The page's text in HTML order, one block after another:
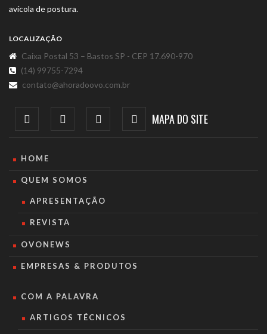
avícola de postura.
LOCALIZAÇÃO
Caixa Postal 53 – Bastos SP - CEP 17.690-970
(14) 99755-7294
contato@ahoradoovo.com.br
MAPA DO SITE
HOME
QUEM SOMOS
APRESENTAÇÃO
REVISTA
OVONEWS
EMPRESAS & PRODUTOS
COM A PALAVRA
ARTIGOS TÉCNICOS